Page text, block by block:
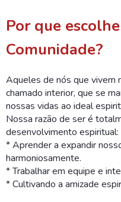
Por que
Comunidade?
Aqueles de nós que vivem
chamado interior, que se
nossas vidas ao ideal
Nossa razão de ser é
desenvolvimento espiritual:
* Aprender a expandir
harmoniosamente.
* Trabalhar em equipe e
* Cultivando a amizade